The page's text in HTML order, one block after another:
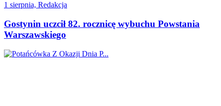
1 sierpnia, Redakcja
Gostynin uczcił 82. rocznicę wybuchu Powstania
Warszawskiego